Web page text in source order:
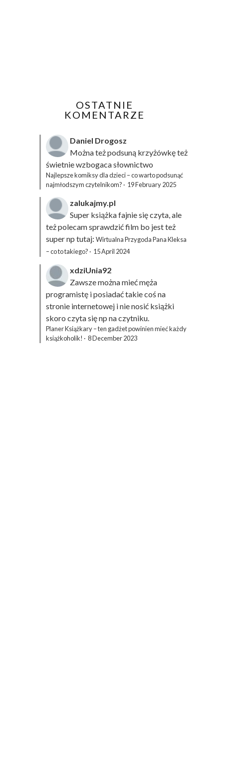
OSTATNIE
KOMENTARZE
Daniel Drogosz
Można też podsuną krzyżówkęteż
świetnie wzbogaca słownictwo
Najlepsze komiksy dla dzieci – co warto podsunąć
najmłodszym czytelnikom? · 19 February 2025
zalukajmy.pl
Super książka fajnie się czyta, ale
też polecam sprawdzić film bo jest też
super np tutaj: Wirtualna Przygoda Pana Kleksa
– co to takiego? · 15 April 2024
xdziUnia92
Zawsze można mieć męża
programistę i posiadać takie coś na
stronie internetowej i nie nosić książki
skoro czyta się np na czytniku.
Planer Książkary – ten gadżet powinien mieć każdy
książkoholik! · 8 December 2023